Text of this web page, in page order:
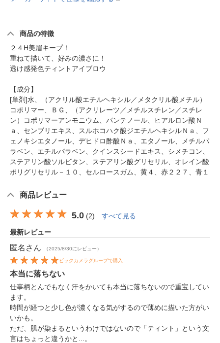
商品の特徴
２４H美眉キープ！
重ねて描いて、好みの濃さに！
透け感発色ティントアイブロウ
【成分】
[単剤]水、（アクリル酸エチルヘキシル／メタクリル酸メチル）
コポリマー、ＢＧ、（アクリレーツ／メチルスチレン／スチレ
ン）コポリマーアンモニウム、パンテノール、ヒアルロン酸Ｎ
ａ、センブリエキス、スルホコハク酸ジエチルヘキシルＮａ、フ
ェノキシエタノール、デヒドロ酢酸Ｎａ、エタノール、メチルパ
ラベン、エチルパラベン、クインスシードエキス、シメチコン、
ステアリン酸ソルビタン、ステアリン酸グリセリル、オレイン酸
ポリグリセリル－１０、セルロースガム、黄４、赤２２７、青１
商品レビュー
5.0 (2) すべて見る
最新レビュー
匿名 さん （2025/8/30にレビュー）
ビックカメラグループで購入
本当に落ちない
仕事柄とんでもなく汗をかいても本当に落ちないので重宝してい
ます。
時間が経つと少し色が濃くなる気がするので薄めに描いた方がい
いかも。
ただ、肌が染まるというわけではないので「ティント」という文
言はちょっと違うかと...。